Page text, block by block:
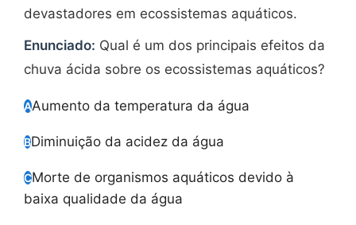
devastadores em ecossistemas aquáticos.
Enunciado: Qual é um dos principais efeitos da
chuva ácida sobre os ecossistemas aquáticos?
AAumento da temperatura da água
BDiminuição da acidez da água
CMorte de organismos aquáticos devido à
baixa qualidade da água